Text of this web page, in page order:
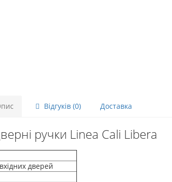
Відгуків (0) Доставка
ручки Linea Cali Libera
дверей